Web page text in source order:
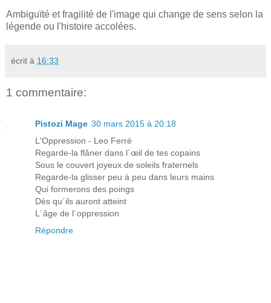
Ambiguïté et fragilité de l'image qui change de sens selon la
légende ou l'histoire accolées.
écrit à 16:33
1 commentaire:
Pistozi Mage 30 mars 2015 à 20:18
L'Oppression - Leo Ferré
Regarde-la flâner dans l´œil de tes copains
Sous le couvert joyeux de soleils fraternels
Regarde-la glisser peu à peu dans leurs mains
Qui formerons des poings
Dès qu´ils auront atteint
L´âge de l´oppression
Répondre